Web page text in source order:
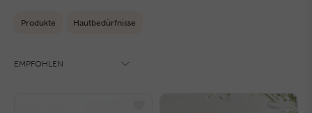
Produkte Hautbedürfnisse